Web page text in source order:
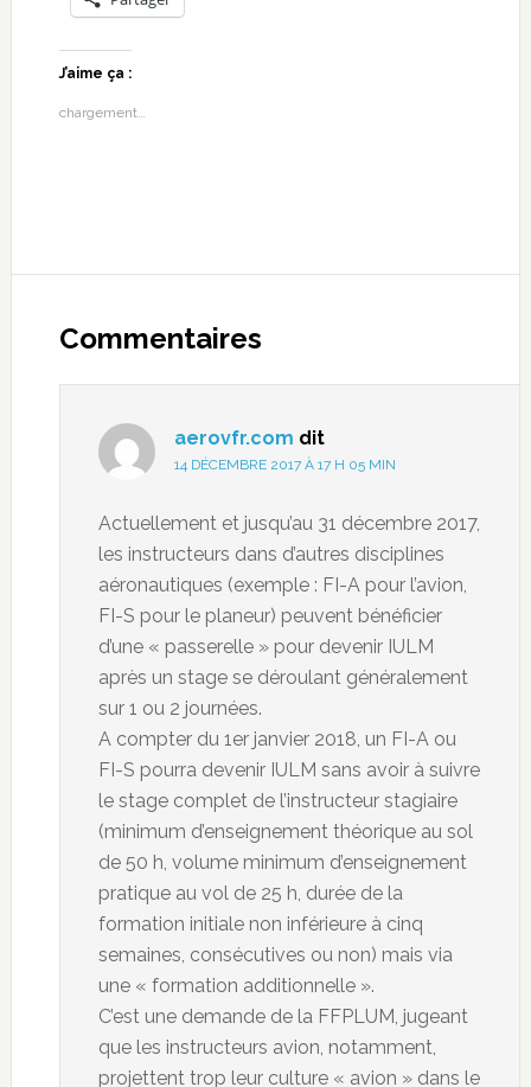
J’aime ça :
chargement…
Commentaires
aerovfr.com dit
14 DÉCEMBRE 2017 À 17 H 05 MIN
Actuellement et jusqu’au 31 décembre 2017,
les instructeurs dans d’autres disciplines
aéronautiques (exemple : FI-A pour l’avion,
FI-S pour le planeur) peuvent bénéficier
d’une « passerelle » pour devenir IULM
après un stage se déroulant généralement
sur 1 ou 2 journées.
A compter du 1er janvier 2018, un FI-A ou
FI-S pourra devenir IULM sans avoir à suivre
le stage complet de l’instructeur stagiaire
(minimum d’enseignement théorique au sol
de 50 h, volume minimum d’enseignement
pratique au vol de 25 h, durée de la
formation initiale non inférieure à cinq
semaines, consécutives ou non) mais via
une « formation additionnelle ».
C’est une demande de la FFPLUM, jugeant
que les instructeurs avion, notamment,
projettent trop leur culture « avion » dans le